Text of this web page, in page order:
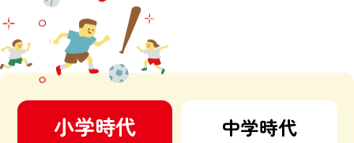
小学時代 中学時代